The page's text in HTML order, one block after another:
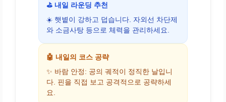
⛳ 내일 라운딩 추천
☀️ 햇볕이 강하고 덥습니다. 자외선 차단제
와 소금사탕 등으로 체력을 관리하세요.
🤖 내일의 코스 공략
✨ 바람 안정: 공의 궤적이 정직한 날입니
다. 핀을 직접 보고 공격적으로 공략하세
요.